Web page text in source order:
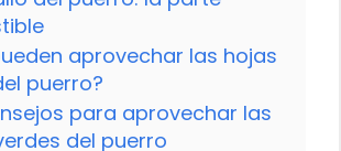
aprovechar las hojas
puerro?
para aprovechar las
del puerro